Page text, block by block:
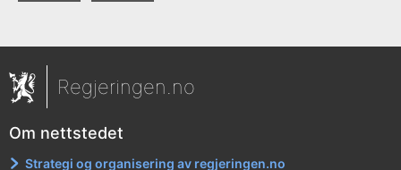
Regjeringen.no
Om nettstedet
Strategi og organisering av regjeringen.no